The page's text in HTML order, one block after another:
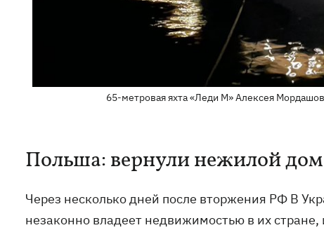
65-метровая яхта «Леди М» Алексея
Польша: вернули нежилой
Через несколько дней после вторжения РФ В
незаконно владеет недвижимостью в их